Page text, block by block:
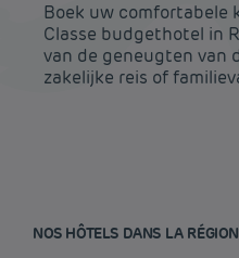
Boek uw comfortabele
Classe budgethotel in
van de geneugten van
zakelijke reis of
NOS HÔTELS DANS LA